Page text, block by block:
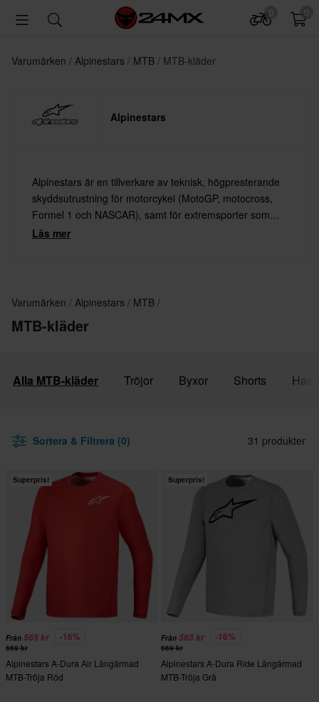
Varumärken Alpinestars MTB MTB-kläder
Alpinestars
Alpinestars är en tillverkare av teknisk, högpresterande
skyddsutrustning för motorcykel (MotoGP, motocross,
Formel 1 och NASCAR), samt för extremsporter som
mountainbike och surfing.
Läs mer
Varumärken Alpinestars MTB
MTB-kläder
Alla MTB-kläder Tröjor Byxor Shorts
Sortera & Filtrera (0) 31 produkter
Superpris!
Från 565 kr -16%
669 kr
Alpinestars A-Dura Air Långärmad
MTB-Tröja Röd
Superpris!
Från 565 kr -16%
669 kr
Alpinestars A-Dura Ride Långärmad
MTB-Tröja Grå